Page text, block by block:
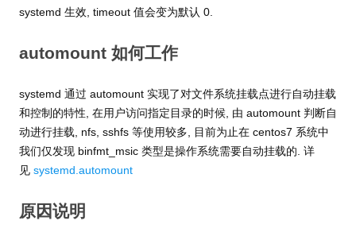
systemd 生效, timeout 值会变为默认 0.
automount 如何工作
systemd 通过 automount 实现了对文件系统挂载点进行自动挂载
和控制的特性, 在用户访问指定目录的时候, 由 automount 判断自
动进行挂载, nfs, sshfs 等使用较多, 目前为止在 centos7 系统中
我们仅发现 binfmt_msic 类型是操作系统需要自动挂载的. 详
见 systemd.automount
原因说明